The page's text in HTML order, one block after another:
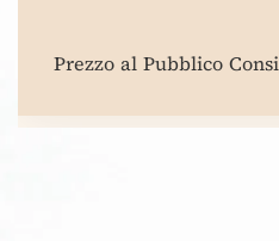
Prezzo al Pubblico